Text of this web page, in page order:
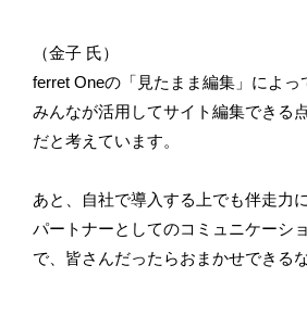
（金子 氏）
ferret Oneの「見たまま編集」によっ
みんなが活用してサイト編集できる
だと考えています。
あと、自社で導入する上でも伴走力
パートナーとしてのコミュニケーシ
で、皆さんだったらおまかせできる